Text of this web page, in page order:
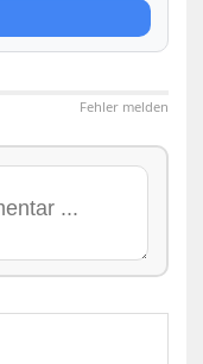
Fehler melden